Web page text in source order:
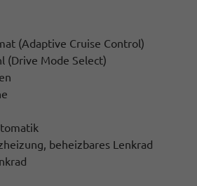
(Adaptive Cruise Control)
(Drive Mode Select)
beheizbares Lenkrad